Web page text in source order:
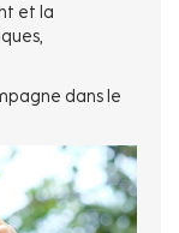
et la
dans le